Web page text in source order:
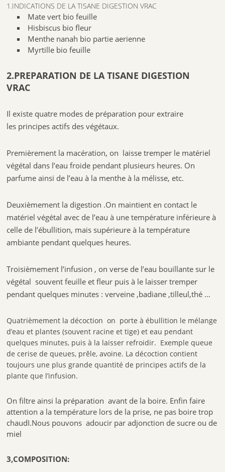
1.INDICATIONS DE LA TISANE DIGESTION VRAC
Mate vert bio feuille
Hisbiscus bio fleur
Menthe nanah bio partie aerienne
Myrtille bio feuille
2.PREPARATION DE LA TISANE DIGESTION
VRAC
Il existe quatre modes de préparation pour extraire
les principes actifs des végétaux.
Premièrement la macération, on laisse tremper le matériel
végétal dans l’eau froide pendant plusieurs heures. On
parfume ainsi de l’eau à la menthe à la mélisse, etc.
Deuxièmement la digestion .On maintient en contact le
matériel végétal avec de l’eau à une température inférieure à
celle de l’ébullition, mais supérieure à la température
ambiante pendant quelques heures.
Troisièmement l’infusion , on verse de l’eau bouillante sur le
végétal souvent feuille et fleur puis à le laisser tremper
pendant quelques minutes : verveine ,badiane ,tilleul,thé …
Quatrièmement la décoction on porte à ébullition le mélange
d’eau et plantes (souvent racine et tige) et eau pendant
quelques minutes, puis à la laisser refroidir. Exemple queue
de cerise de queues, prêle, avoine. La décoction contient
toujours une plus grande quantité de principes actifs de la
plante que l’infusion.
On filtre ainsi la préparation avant de la boire. Enfin faire
attention a la température lors de la prise, ne pas boire trop
chaudI.Nous pouvons adoucir par adjonction de sucre ou de
miel
3,COMPOSITION: